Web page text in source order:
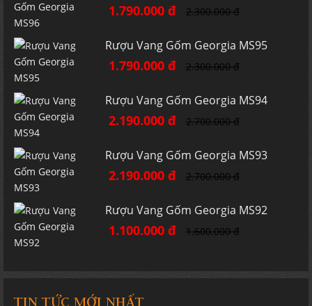
1.790.000 đ 2.300.000 đ
Rượu Vang Gốm Georgia MS95
1.790.000 đ 2.300.000 đ
Rượu Vang Gốm Georgia MS94
2.190.000 đ 2.700.000 đ
Rượu Vang Gốm Georgia MS93
2.190.000 đ 2.700.000 đ
Rượu Vang Gốm Georgia MS92
1.100.000 đ 1.600.000 đ
TIN TỨC MỚI NHẤT